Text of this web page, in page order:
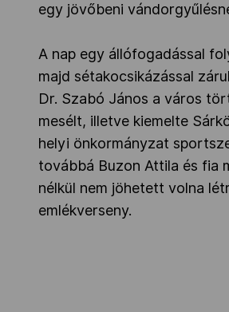
egy jövőbeni
A nap egy állófogadással
majd sétakocsikázással
Dr. Szabó János a város
mesélt, illetve kiemelte
helyi önkormányzat
továbbá Buzon Attila és fia
nélkül nem jöhetett volna
emlékverseny.